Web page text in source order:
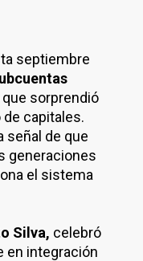
septiembre
que sorprendió
capitales.
señal de que
generaciones
el sistema
Silva, celebró
en integración